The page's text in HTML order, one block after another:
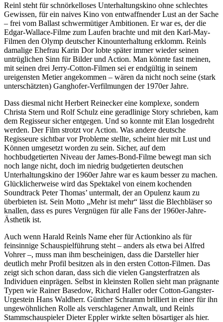
Reinl steht für schnörkelloses Unterhaltungskino ohne schlechtes
Gewissen, für ein naives Kino von entwaffnender Lust an der Sache
– frei vom Ballast schwermütiger Ambitionen. Er war es, der die
Edgar-Wallace-Filme zum Laufen brachte und mit den Karl-May-
Filmen den Olymp deutscher Kinounterhaltung erklomm. Reinls
damalige Ehefrau Karin Dor lobte später immer wieder seinen
untrüglichen Sinn für Bilder und Action. Man könnte fast meinen,
mit seinen drei Jerry-Cotton-Filmen sei er endgültig in seinem
ureigensten Metier angekommen – wären da nicht noch seine (stark
unterschätzten) Ganghofer-Verfilmungen der 1970er Jahre.
Dass diesmal nicht Herbert Reinecker eine komplexe, sondern
Christa Stern und Rolf Schulz eine geradlinige Story schrieben, kam
dem Regisseur sicher entgegen. Und so konnte mit Elan losgedreht
werden. Der Film strotzt vor Action. Was andere deutsche
Regisseure sichtbar vor Probleme stellte, scheint hier mit Lust und
Können umgesetzt worden zu sein. Sicher, auf dem
hochbudgetierten Niveau der James-Bond-Filme bewegt man sich
noch lange nicht, doch im niedrig budgetierten deutschen
Unterhaltungskino der 1960er Jahre war es kaum besser zu machen.
Glücklicherweise wird das Spektakel von einem kochenden
Soundtrack Peter Thomas’ untermalt, der an Opulenz kaum zu
überbieten ist. Sein Motto „Mehr ist mehr“ lässt die Blechbläser so
knallen, dass es pures Vergnügen für alle Fans der 1960er-Jahre-
Ästhetik ist.
Auch wenn Harald Reinls Name eher für Actionkino als für
feinsinnige Schauspielführung steht – anders als etwa bei Alfred
Vohrer –, muss man ihm bescheinigen, dass die Darsteller hier
deutlich mehr Profil besitzen als in den ersten Cotton-Filmen. Das
zeigt sich schon daran, dass sich die vielen Gangsterfratzen als
Individuen einprägen. Selbst in kleinsten Rollen sieht man prägnante
Typen wie Rainer Basedow, Richard Haller oder Cotton-Gangster-
Urgestein Hans Waldherr. Günther Schramm brilliert in einer für ihn
ungewöhnlichen Rolle als verschlagener Anwalt, und Reinls
Stammschauspieler Dieter Eppler wirkte selten bösartiger als hier.